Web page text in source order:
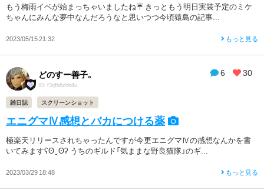
もう梅雨イベが始まっちゃいましたね☔️ きっともう明日実装予定のミケ
ちゃんにみんな夢中なんだろうなと思いつつ今頃猿島の記事...
2023/05/15 21:32 もっと見る
6 30
どのすー善子。
ID: f3tjfb6zhh4u
雑日誌 スクリーンショット
エニグマⅣ感想とバカにつける薬
極楽天リリースされちゃったんですが今更エニグマⅣの感想なんかを書
いてみますʕʘ‿ʘʔ うちのギルド「気ままな野良猫隊」のギ...
2023/03/29 18:48 もっと見る